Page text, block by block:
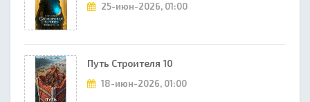
25-июн-2026, 01:00
Путь Строителя 10
18-июн-2026, 01:00